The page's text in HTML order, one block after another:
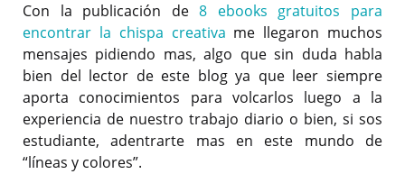
Con la publicación de8 ebooks gratuitos para
encontrar la chispa creativa me llegaron muchos
mensajes pidiendo mas, algo que sin duda habla
bien del lector de este blog ya que leer siempre
aporta conocimientos para volcarlos luego a la
experiencia de nuestro trabajo diario o bien, si sos
estudiante, adentrarte mas en este mundo de
“líneas y colores”.